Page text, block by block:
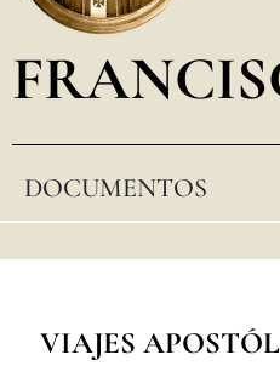
DOCUMENTOS
VIAJES